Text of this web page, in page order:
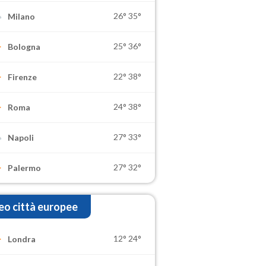
Milano 26° 35°
Bologna 25° 36°
Firenze 22° 38°
Roma 24° 38°
Napoli 27° 33°
Palermo 27° 32°
città europee
Londra 12° 24°